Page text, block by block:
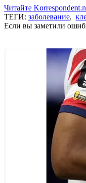
Читайте
ТЕГИ: заболевание,
Если вы заметили